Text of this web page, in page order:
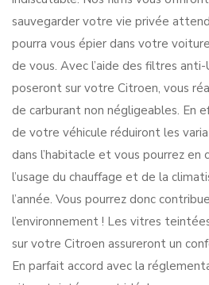
sauvegarder votre vie privée
pourra vous épier dans votre
de vous. Avec l’aide des filtres
poseront sur votre Citroen, vous
de carburant non négligeables. En
de votre véhicule réduiront les
dans l’habitacle et vous pourrez en
l’usage du chauffage et de la
l’année. Vous pourrez donc
l’environnement ! Les vitres
sur votre Citroen assureront un
En parfait accord avec la